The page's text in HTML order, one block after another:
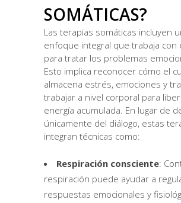
SOMÁTICAS?
Las terapias somáticas incluyen
enfoque integral que trabaja con
para tratar los problemas
Esto implica reconocer cómo el
almacena estrés, emociones y
trabajar a nivel corporal para
energía acumulada. En lugar de
únicamente del diálogo, estas
integran técnicas como:
Respiración consciente:
respiración puede ayudar a
respuestas emocionales y